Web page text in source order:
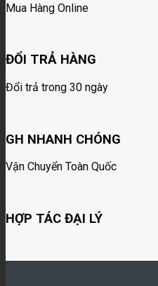
Mua Hàng Online
ĐỔI TRẢ HÀNG
Đổi trả trong 30 ngày
GH NHANH CHÓNG
Vận Chuyển Toàn Quốc
HỢP TÁC ĐẠI LÝ